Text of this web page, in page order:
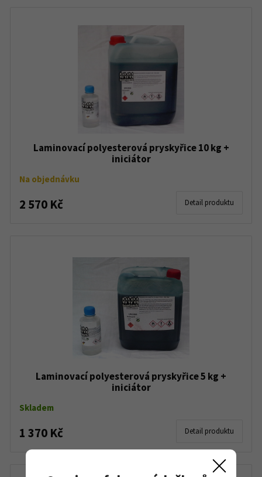
Laminovací polyesterová pryskyřice 10 kg +
iniciátor
Na objednávku
2 570 Kč Detail produktu
Laminovací polyesterová pryskyřice 5 kg +
iniciátor
Skladem
1 370 Kč Detail produktu